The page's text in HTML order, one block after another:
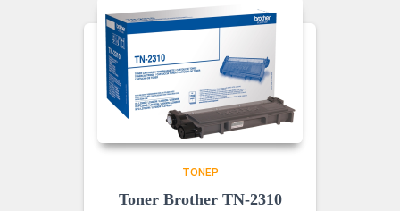
ΤΌΝΕΡ
Toner Brother TN-2310